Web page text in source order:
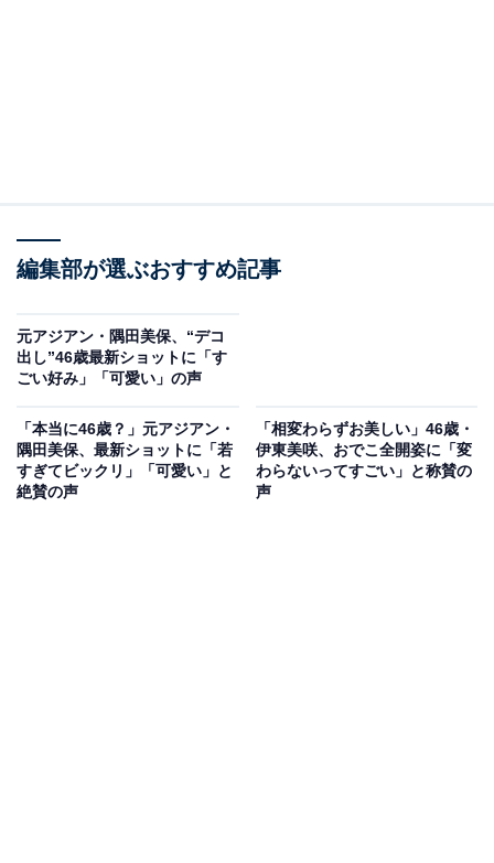
編集部が選ぶおすすめ記事
元アジアン・隅田美保、“デコ
出し”46歳最新ショットに「す
ごい好み」「可愛い」の声
「本当に46歳？」元アジアン・
隅田美保、最新ショットに「若
すぎてビックリ」「可愛い」と
絶賛の声
「相変わらずお美しい」46歳・
伊東美咲、おでこ全開姿に「変
わらないってすごい」と称賛の
声